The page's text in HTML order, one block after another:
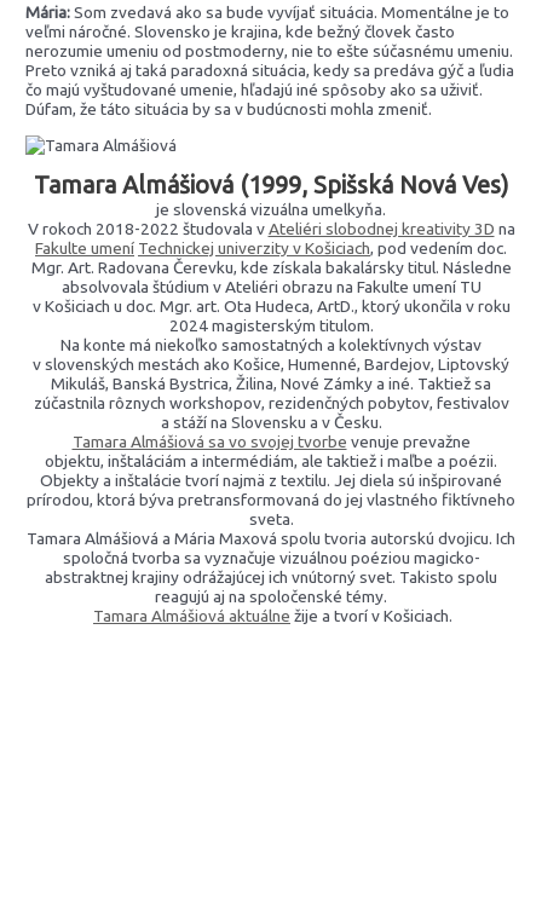
Mária:Som zvedavá ako sa bude vyvíjať situácia. Momentálne je to
veľmi náročné. Slovensko je krajina, kde bežný človek často
nerozumie umeniu od postmoderny, nie to ešte súčasnému umeniu.
Preto vzniká aj taká paradoxná situácia, kedy sa predáva gýč a ľudia
čo majú vyštudované umenie, hľadajú iné spôsoby ako sa uživiť.
Dúfam, že táto situácia by sa v budúcnosti mohla zmeniť.
Tamara Almášiová (1999, Spišská Nová Ves)
je slovenská vizuálna umelkyňa.
V rokoch 2018-2022 študovala vAteliéri slobodnej kreativity 3D na
Fakulte umení Technickej univerzity v Košiciach, pod vedením doc.
Mgr. Art. Radovana Čerevku, kde získala bakalársky titul. Následne
absolvovala štúdium v Ateliéri obrazu na Fakulte umení TU
v Košiciach u doc. Mgr. art. Ota Hudeca, ArtD., ktorý ukončila v roku
2024 magisterským titulom.
Na konte má niekoľko samostatných a kolektívnych výstav
v slovenských mestách ako Košice, Humenné, Bardejov, Liptovský
Mikuláš, Banská Bystrica, Žilina, Nové Zámky a iné. Taktiež sa
zúčastnila rôznych workshopov, rezidenčných pobytov, festivalov
a stáží na Slovensku a v Česku.
Tamara Almášiová sa vo svojej tvorbe venuje prevažne
objektu, inštaláciám a intermédiám, ale taktiež i maľbe a poézii.
Objekty a inštalácie tvorí najmä z textilu. Jej diela sú inšpirované
prírodou, ktorá býva pretransformovaná do jej vlastného fiktívneho
sveta.
Tamara Almášiová a Mária Maxová spolu tvoria autorskú dvojicu. Ich
spoločná tvorba sa vyznačuje vizuálnou poéziou magicko-
abstraktnej krajiny odrážajúcej ich vnútorný svet. Takisto spolu
reagujú aj na spoločenské témy.
Tamara Almášiová aktuálne žije a tvorí v Košiciach.